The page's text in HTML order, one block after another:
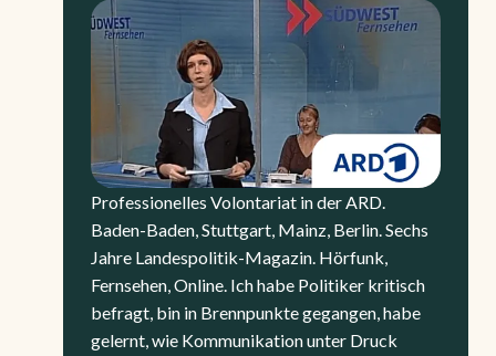
Professionelles Volontariat in der ARD.
Baden-Baden, Stuttgart, Mainz, Berlin. Sechs
Jahre Landespolitik-Magazin. Hörfunk,
Fernsehen, Online. Ich habe Politiker kritisch
befragt, bin in Brennpunkte gegangen, habe
gelernt, wie Kommunikation unter Druck